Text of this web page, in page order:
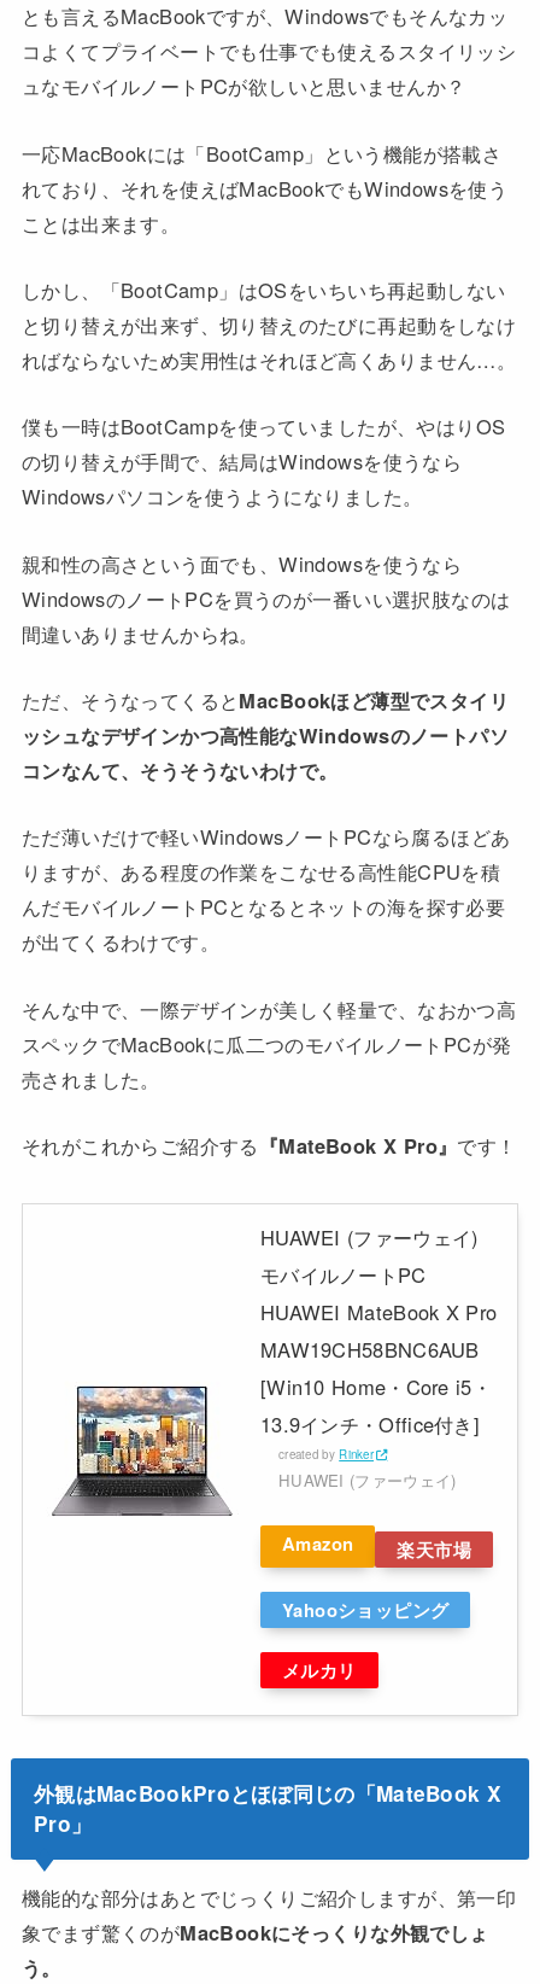
とも言えるMacBookですが、Windowsでもそんなカッ
コよくてプライベートでも仕事でも使えるスタイリッシ
ュなモバイルノートPCが欲しいと思いませんか？
一応MacBookには「BootCamp」という機能が搭載さ
れており、それを使えばMacBookでもWindowsを使う
ことは出来ます。
しかし、「BootCamp」はOSをいちいち再起動しない
と切り替えが出来ず、切り替えのたびに再起動をしなけ
ればならないため実用性はそれほど高くありません…。
僕も一時はBootCampを使っていましたが、やはりOS
の切り替えが手間で、結局はWindowsを使うなら
Windowsパソコンを使うようになりました。
親和性の高さという面でも、Windowsを使うなら
WindowsのノートPCを買うのが一番いい選択肢なのは
間違いありませんからね。
ただ、そうなってくるとMacBookほど薄型でスタイリ
ッシュなデザインかつ高性能なWindowsのノートパソ
コンなんて、そうそうないわけで。
ただ薄いだけで軽いWindowsノートPCなら腐るほどあ
りますが、ある程度の作業をこなせる高性能CPUを積
んだモバイルノートPCとなるとネットの海を探す必要
が出てくるわけです。
そんな中で、一際デザインが美しく軽量で、なおかつ高
スペックでMacBookに瓜二つのモバイルノートPCが発
売されました。
それがこれからご紹介する 『MateBook X Pro』 です！
HUAWEI (ファーウェイ)
モバイルノートPC
HUAWEI MateBook X Pro
MAW19CH58BNC6AUB
[Win10 Home・Core i5・
13.9インチ・Office付き]
created by Rinker
HUAWEI (ファーウェイ)
Amazon 楽天市場
Yahooショッピング
メルカリ
外観はMacBookProとほぼ同じの「MateBook X
Pro」
機能的な部分はあとでじっくりご紹介しますが、第一印
象でまず驚くのがMacBookにそっくりな外観でしょ
う。